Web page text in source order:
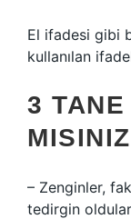
El ifadesi gibi
kullanılan
3 TANE
– Zenginler,
tedirgin